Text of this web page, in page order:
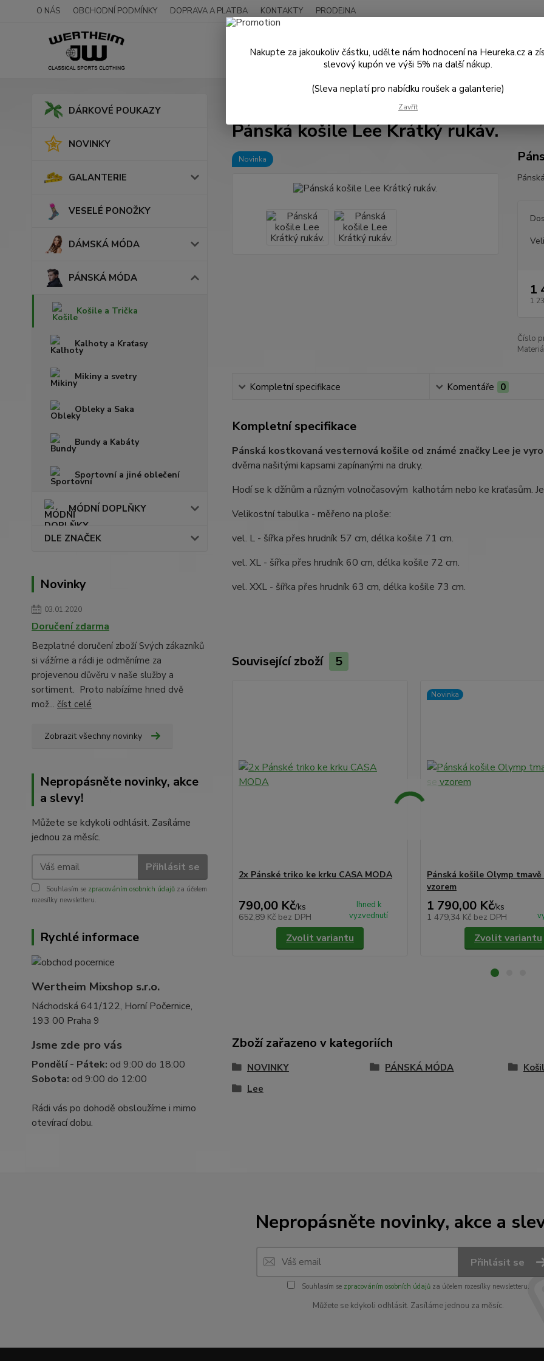
O NÁS OBCHODNÍ PODMÍNKY DOPRAVA A PLATBA KONTAKTY PRODEJNA
Hledat
DÁRKOVÉ POUKAZY
NOVINKY
GALANTERIE
VESELÉ PONOŽKY
DÁMSKÁ MÓDA
PÁNSKÁ MÓDA
Košile a Trička
Kalhoty a Kraťasy
Mikiny a svetry
Obleky a Saka
Bundy a Kabáty
Sportovní a jiné oblečení
MÓDNÍ DOPLŇKY
DLE ZNAČEK
Novinky
03.01.2020
Doručení zdarma
Bezplatné doručení zboží Svých zákazníků
si vážíme a rádi je odměníme za
projevenou důvěru v naše služby a
sortiment. Proto nabízíme hned dvě
mož... číst celé
Zobrazit všechny novinky
Nepropásněte novinky, akce
a slevy!
Můžete se kdykoli odhlásit. Zasíláme
jednou za měsíc.
Přihlásit se
Souhlasím se zpracováním osobních údajů za účelem
rozesílky newsletteru.
Rychlé informace
Wertheim Mixshop s.r.o.
Náchodská 641/122, Horní Počernice,
193 00 Praha 9
Jsme zde pro vás
Pondělí - Pátek: od 9:00 do 18:00
Sobota: od 9:00 do 12:00
Rádi vás po dohodě obsloužíme i mimo
otevírací dobu.
Pánská košile Lee Krátký rukáv.
Novinka
1
1
Číslo
Kompletní specifikace Komentáře 0
Kompletní specifikace
Pánská kostkovaná vesternová košile od známé značky Lee je
dvěma našitými kapsami zapínanými na druky.
Hodí se k džínům a různým volnočasovým kalhotám nebo ke kraťasům.
Velikostní tabulka - měřeno na ploše:
vel. L - šířka přes hrudník 57 cm, délka košile 71 cm.
vel. XL - šířka přes hrudník 60 cm, délka košile 72 cm.
vel. XXL - šířka přes hrudník 63 cm, délka košile 73 cm.
Související zboží 5
2x Pánské triko ke krku CASA MODA
790,00 Kč/ks
652,89 Kč bez DPH
Ihned k
vyzvednutí
Zvolit variantu
Novinka
Pánská košile Olymp tmavě
vzorem
1 790,00 Kč/ks
1 479,34 Kč bez DPH
Zvolit variantu
Zboží zařazeno v kategoriích
NOVINKY PÁNSKÁ MÓDA
Lee
Nepropásněte novinky, akce a
Přihlásit se
Souhlasím se zpracováním osobních údajůza účelem rozesílky newsletteru.
Můžete se kdykoli odhlásit. Zasíláme jednou za měsíc.
Nakupte za jakoukoliv částku, udělte nám hodnocení na Heureka.cz a
slevový kupón ve výši 5% na další nákup.
(Sleva neplatí pro nabídku roušek a galanterie)
Zavřít